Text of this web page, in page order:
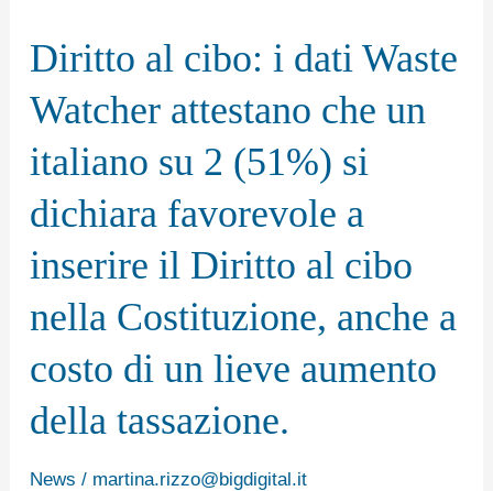
Diritto al cibo: i dati Waste
Watcher attestano che un
italiano su 2 (51%) si
dichiara favorevole a
inserire il Diritto al cibo
nella Costituzione, anche a
costo di un lieve aumento
della tassazione.
News / martina.rizzo@bigdigital.it
cibo:
dati
Waste
Watcher
attestano
che
italiano
su
si